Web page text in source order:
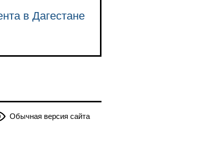
в Дагестане
Обычная версия сайта